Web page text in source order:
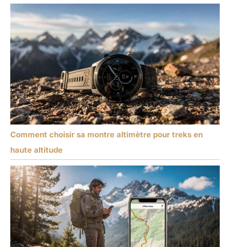
Comment choisir sa montre altimètre pour treks en
haute altitude